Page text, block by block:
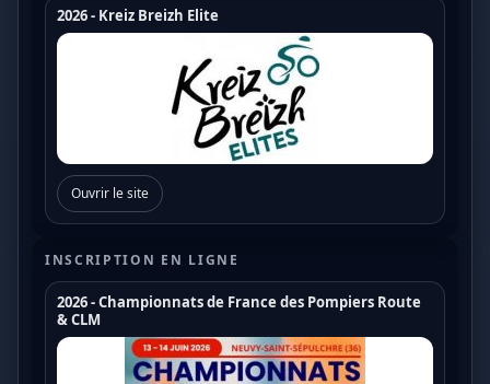
Championnats de France
Coupe de France Cyclo Cross
Coupe de France N1
Coupe de France N2
Coupe de France N3
Coupe de France U17
Coupe de France U19
Trophée de France
2026 - Kreiz Breizh Elite
Ouvrir le site
INSCRIPTION EN LIGNE
2026 - Championnats de France des Pompiers Route
& CLM